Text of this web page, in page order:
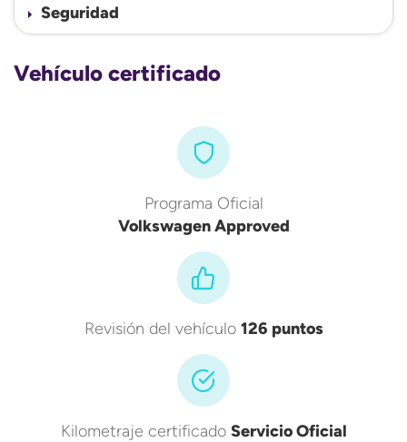
Seguridad
Vehículo certificado
Programa Oficial
Volkswagen Approved
Revisión del vehículo 126 puntos
Kilometraje certificado Servicio Oficial